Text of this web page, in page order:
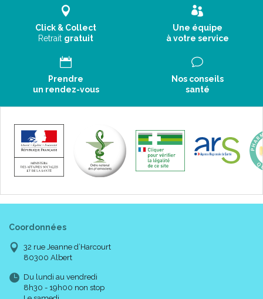
Click & Collect
Retrait gratuit
Une équipe
à votre service
Prendre
un rendez-vous
Nos conseils
santé
Coordonnées
32 rue Jeanne d’Harcourt
80300 Albert
Du lundi au vendredi
8h30 - 19h00 non stop